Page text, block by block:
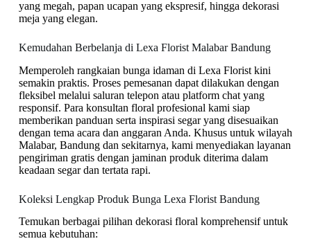
yang megah, papan ucapan yang ekspresif, hingga dekorasi
meja yang elegan.
Kemudahan Berbelanja di Lexa Florist Malabar Bandung
Memperoleh rangkaian bunga idaman di Lexa Florist kini
semakin praktis. Proses pemesanan dapat dilakukan dengan
fleksibel melalui saluran telepon atau platform chat yang
responsif. Para konsultan floral profesional kami siap
memberikan panduan serta inspirasi segar yang disesuaikan
dengan tema acara dan anggaran Anda. Khusus untuk wilayah
Malabar, Bandung dan sekitarnya, kami menyediakan layanan
pengiriman gratis dengan jaminan produk diterima dalam
keadaan segar dan tertata rapi.
Koleksi Lengkap Produk Bunga Lexa Florist Bandung
Temukan berbagai pilihan dekorasi floral komprehensif untuk
semua kebutuhan: